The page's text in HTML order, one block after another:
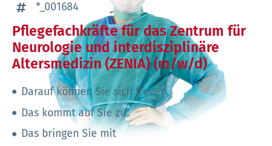
Pflegefachkräfte für das Zentrum für
Neurologie und interdisziplinäre
Altersmedizin (ZENIA) (m/w/d)
Darauf können Sie sich freuen
Das kommt auf Sie zu
Das bringen Sie mit
*_001684